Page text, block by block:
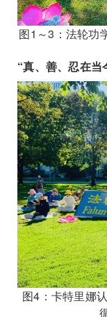
图1～3：法轮功
“真、善、忍在当
图4：卡特里娜